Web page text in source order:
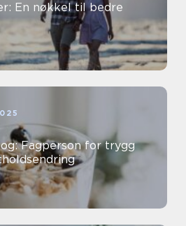
En nøkkel til bedre
Fagperson for trygg